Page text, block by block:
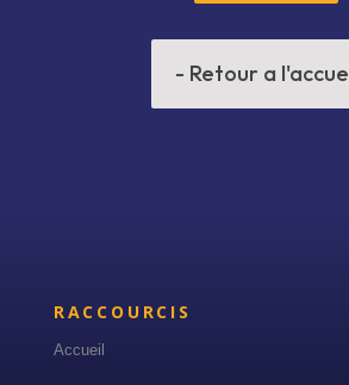
- Retour a
RACCOURCIS
Accueil